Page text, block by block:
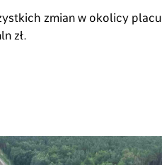
zmian w okolicy placu
zł.